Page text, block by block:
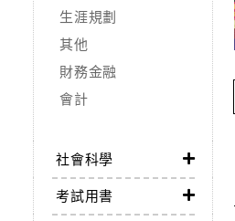
生涯規劃
其他
財務金融
會計
社會科學
考試用書